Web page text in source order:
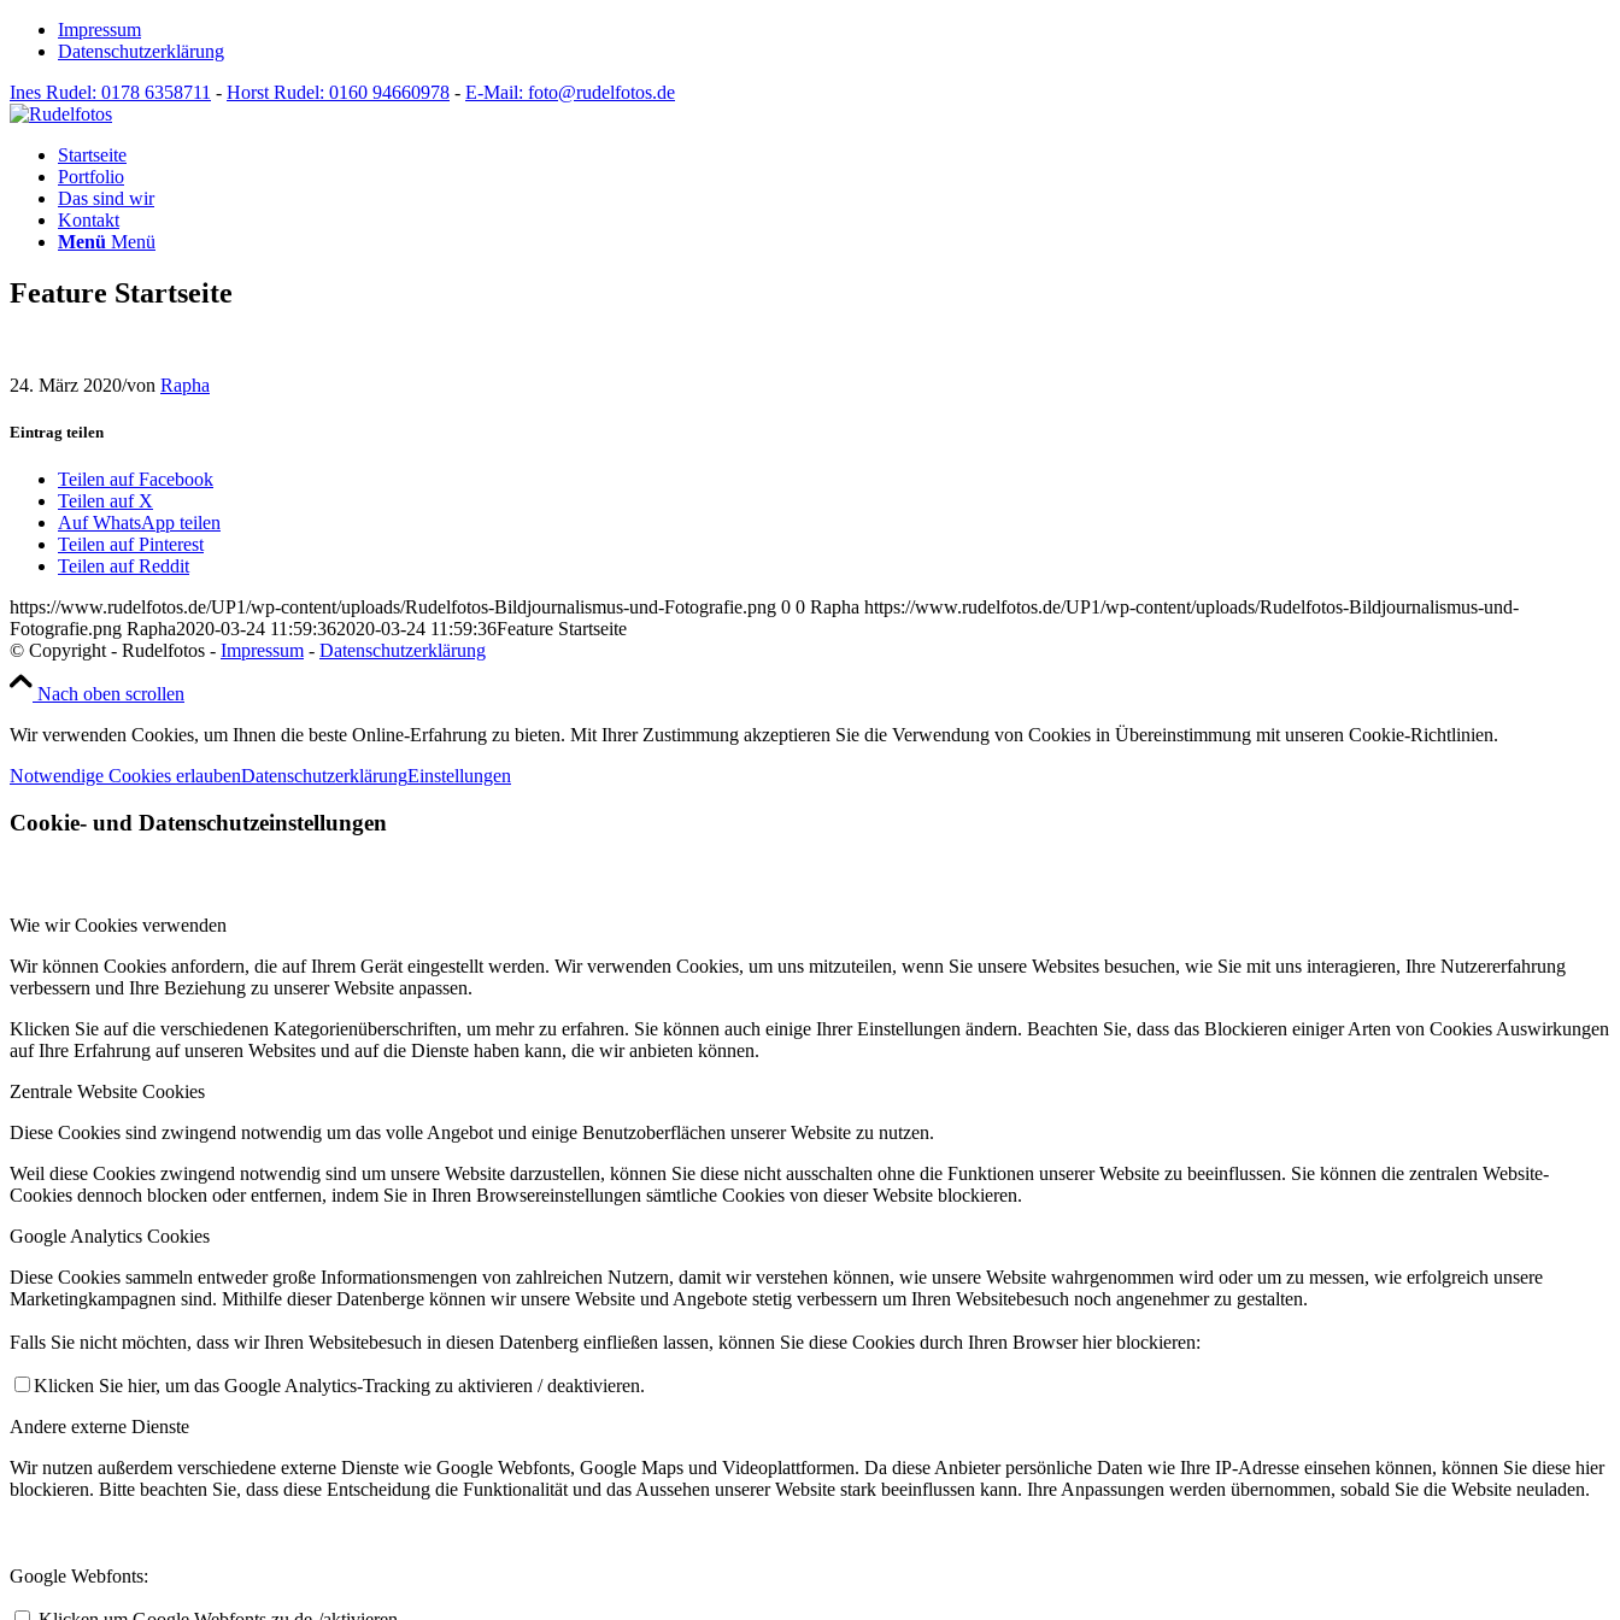
Impressum
Datenschutzerklärung
Ines Rudel: 0178 6358711 - Horst Rudel: 0160 94660978 - E-Mail: foto@rudelfotos.de
Startseite
Portfolio
Das sind wir
Kontakt
Menü Menü
Feature Startseite
24. März 2020/von Rapha
Eintrag teilen
Teilen auf Facebook
Teilen auf X
Auf WhatsApp teilen
Teilen auf Pinterest
Teilen auf Reddit
https://www.rudelfotos.de/UP1/wp-content/uploads/Rudelfotos-Bildjournalismus-und-Fotografie.png 0 0 Rapha https://www.rudelfotos.de/UP1/wp-content/uploads/Rudelfotos-Bildjournalismus-und-
Fotografie.png Rapha2020-03-24 11:59:362020-03-24 11:59:36Feature Startseite
© Copyright - Rudelfotos - Impressum - Datenschutzerklärung
Nach oben scrollen
Wir verwenden Cookies, um Ihnen die beste Online-Erfahrung zu bieten. Mit Ihrer Zustimmung akzeptieren Sie die Verwendung von Cookies in Übereinstimmung mit unseren Cookie-Richtlinien.
Notwendige Cookies erlaubenDatenschutzerklärungEinstellungen
Cookie- und Datenschutzeinstellungen
Wie wir Cookies verwenden
Wir können Cookies anfordern, die auf Ihrem Gerät eingestellt werden. Wir verwenden Cookies, um uns mitzuteilen, wenn Sie unsere Websites besuchen, wie Sie mit uns interagieren, Ihre Nutzererfahrung
verbessern und Ihre Beziehung zu unserer Website anpassen.
Klicken Sie auf die verschiedenen Kategorienüberschriften, um mehr zu erfahren. Sie können auch einige Ihrer Einstellungen ändern. Beachten Sie, dass das Blockieren einiger Arten von Cookies Auswirkungen
auf Ihre Erfahrung auf unseren Websites und auf die Dienste haben kann, die wir anbieten können.
Zentrale Website Cookies
Diese Cookies sind zwingend notwendig um das volle Angebot und einige Benutzoberflächen unserer Website zu nutzen.
Weil diese Cookies zwingend notwendig sind um unsere Website darzustellen, können Sie diese nicht ausschalten ohne die Funktionen unserer Website zu beeinflussen. Sie können die zentralen Website-
Cookies dennoch blocken oder entfernen, indem Sie in Ihren Browsereinstellungen sämtliche Cookies von dieser Website blockieren.
Google Analytics Cookies
Diese Cookies sammeln entweder große Informationsmengen von zahlreichen Nutzern, damit wir verstehen können, wie unsere Website wahrgenommen wird oder um zu messen, wie erfolgreich unsere
Marketingkampagnen sind. Mithilfe dieser Datenberge können wir unsere Website und Angebote stetig verbessern um Ihren Websitebesuch noch angenehmer zu gestalten.
Falls Sie nicht möchten, dass wir Ihren Websitebesuch in diesen Datenberg einfließen lassen, können Sie diese Cookies durch Ihren Browser hier blockieren:
Klicken Sie hier, um das Google Analytics-Tracking zu aktivieren / deaktivieren.
Andere externe Dienste
Wir nutzen außerdem verschiedene externe Dienste wie Google Webfonts, Google Maps und Videoplattformen. Da diese Anbieter persönliche Daten wie Ihre IP-Adresse einsehen können, können Sie diese hier
blockieren. Bitte beachten Sie, dass diese Entscheidung die Funktionalität und das Aussehen unserer Website stark beeinflussen kann. Ihre Anpassungen werden übernommen, sobald Sie die Website neuladen.
Google Webfonts: